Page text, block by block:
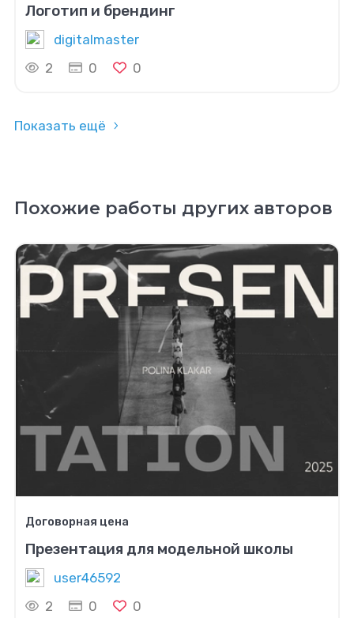
Логотип и брендинг
digitalmaster
2
0 0
Показать ещё
Похожие работы других авторов
Договорная цена
Презентация для модельной школы
user46592
2
0 0